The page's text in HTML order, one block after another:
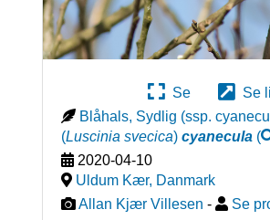
Se
Se
Blåhals, Sydlig (ssp.
(Luscinia svecica) cyanecula(
2020-04-10
Uldum Kær, Danmark
Allan Kjær Villesen - Se